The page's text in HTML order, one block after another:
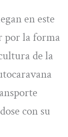
en este
por la forma
de la
con su